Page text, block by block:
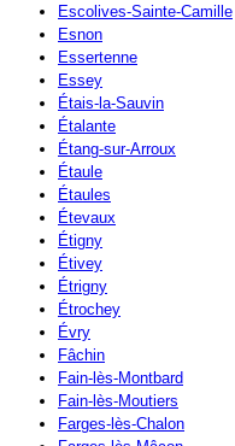
Escolives-Sainte-Camille
Esnon
Essertenne
Essey
Étais-la-Sauvin
Étalante
Étang-sur-Arroux
Étaule
Étaules
Étevaux
Étigny
Étivey
Étrigny
Étrochey
Évry
Fâchin
Fain-lès-Montbard
Fain-lès-Moutiers
Farges-lès-Chalon